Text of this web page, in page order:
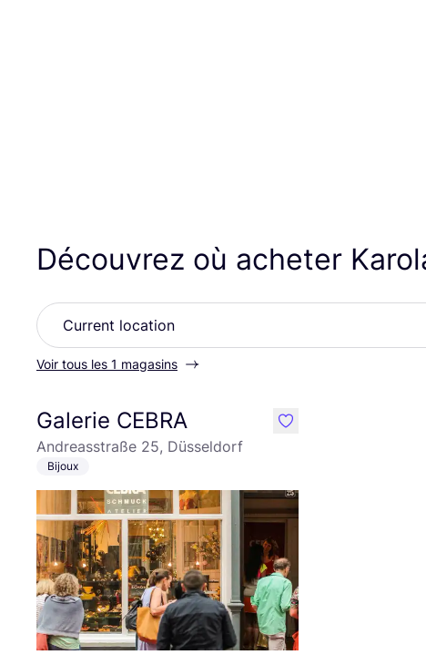
Découvrez où acheter
Voir tous les 1 magasins
Galerie CEBRA
Andreasstraße 25, Düsseldorf
Bijoux
like